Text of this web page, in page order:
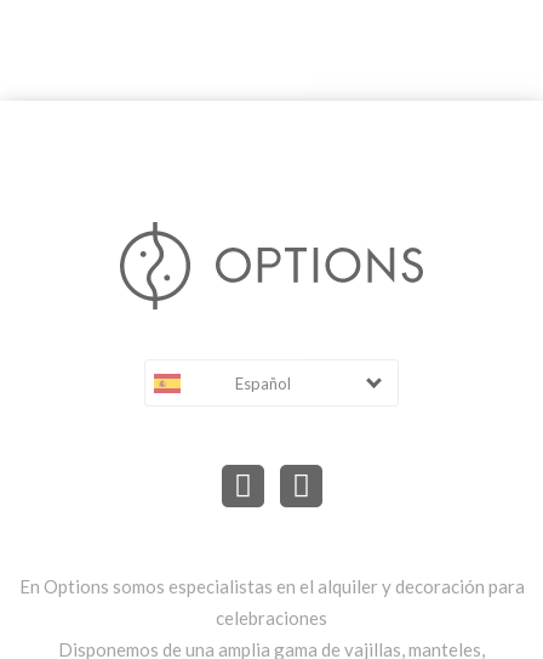
Español
En Options somos especialistas en el alquiler y decoración para
celebraciones
Disponemos de una amplia gama de vajillas, manteles,